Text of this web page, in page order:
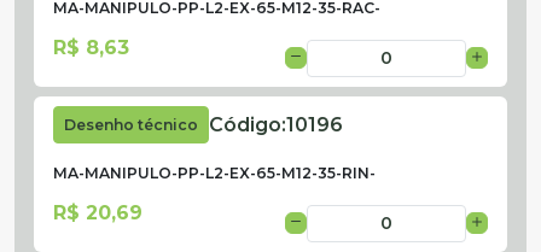
MA-MANIPULO-PP-L2-EX-65-M12-35-RAC-
R$ 8,63
Desenho técnico Código:10196
MA-MANIPULO-PP-L2-EX-65-M12-35-RIN-
R$ 20,69